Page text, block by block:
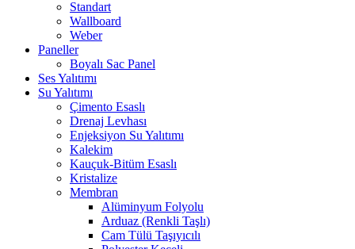
Standart
Wallboard
Weber
Paneller
Boyalı Sac Panel
Ses Yalıtımı
Su Yalıtımı
Çimento Esaslı
Drenaj Levhası
Enjeksiyon Su Yalıtımı
Kalekim
Kauçuk-Bitüm Esaslı
Kristalize
Membran
Alüminyum Folyolu
Arduaz (Renkli Taşlı)
Cam Tülü Taşıyıcılı